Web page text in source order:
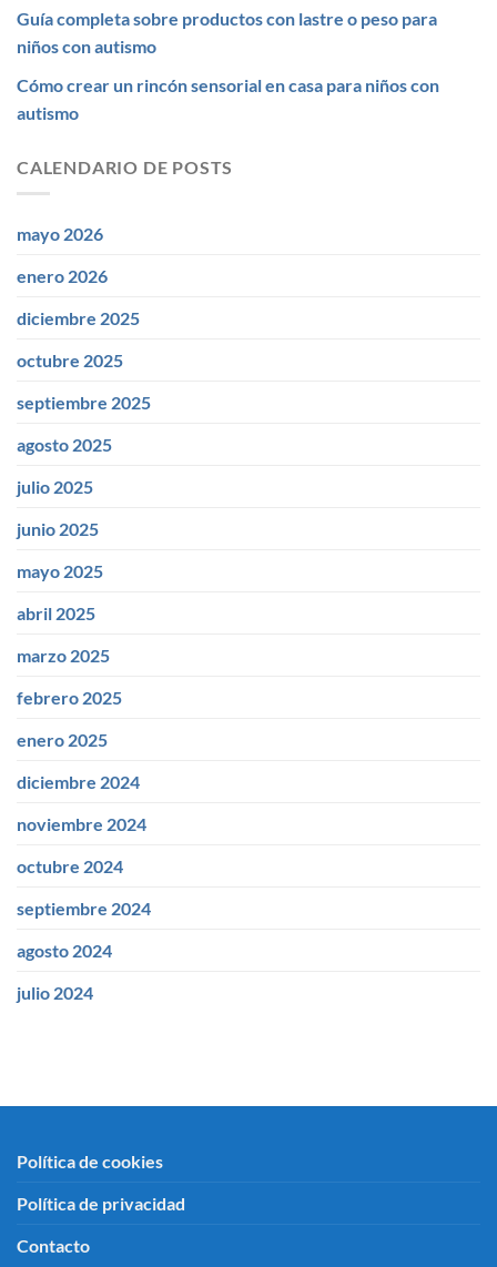
Guía completa sobre productos con lastre o peso para
niños con autismo
Cómo crear un rincón sensorial en casa para niños con
autismo
CALENDARIO DE POSTS
mayo 2026
enero 2026
diciembre 2025
octubre 2025
septiembre 2025
agosto 2025
julio 2025
junio 2025
mayo 2025
abril 2025
marzo 2025
febrero 2025
enero 2025
diciembre 2024
noviembre 2024
octubre 2024
septiembre 2024
agosto 2024
julio 2024
Política de cookies
Política de privacidad
Contacto